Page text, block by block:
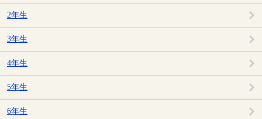
2年生
3年生
4年生
5年生
6年生